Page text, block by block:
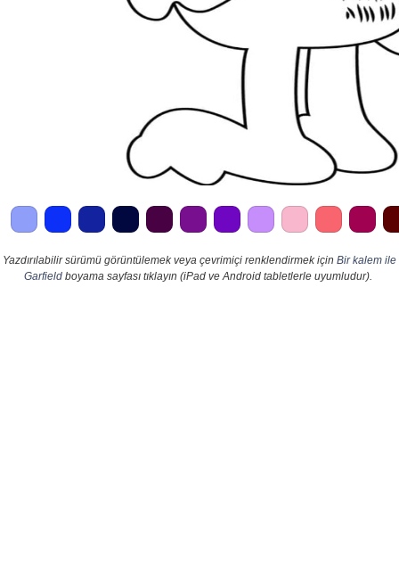
Yazdırılabilir sürümü görüntülemek veya çevrimiçi renklendirmek için Bir kalem ile
Garfield boyama sayfası tıklayın (iPad ve Android tabletlerle uyumludur).